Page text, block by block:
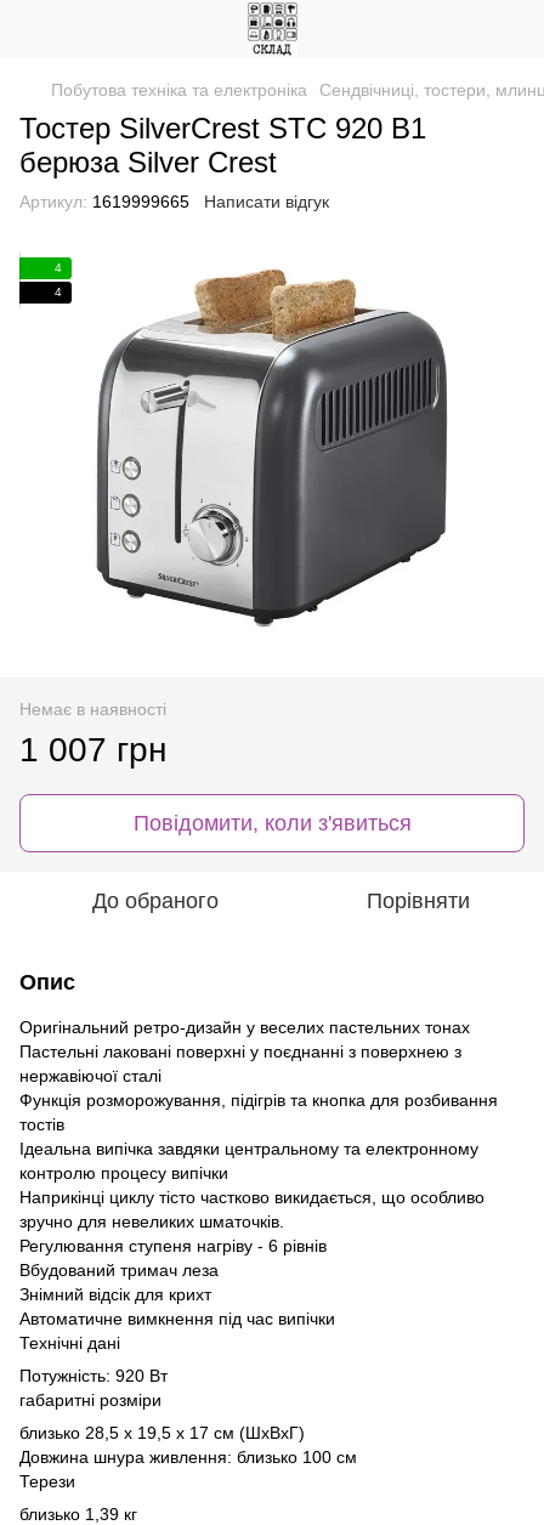
Побутова техніка та електроніка Сендвічниці, тостери,
Тостер SilverCrest STC 920 B1
берюза Silver Crest
Артикул: 1619999665 Написати відгук
4
4
Немає в наявності
1 007 грн
Повідомити, коли з'явиться
До обраного Порівняти
Опис
Оригінальний ретро-дизайн у веселих пастельних тонах
Пастельні лаковані поверхні у поєднанні з поверхнею з
нержавіючої сталі
Функція розморожування, підігрів та кнопка для розбивання
тостів
Ідеальна випічка завдяки центральному та електронному
контролю процесу випічки
Наприкінці циклу тісто частково викидається, що особливо
зручно для невеликих шматочків.
Регулювання ступеня нагріву - 6 рівнів
Вбудований тримач леза
Знімний відсік для крихт
Автоматичне вимкнення під час випічки
Технічні дані
Потужність: 920 Вт
габаритні розміри
близько 28,5 х 19,5 х 17 см (ШхВхГ)
Довжина шнура живлення: близько 100 см
Терези
близько 1,39 кг